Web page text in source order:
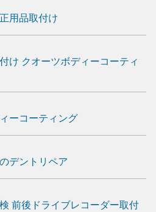
用品取付け
け クオーツボディーコーティ
ーコーティング
デントリペア
前後ドライブレコーダー取付